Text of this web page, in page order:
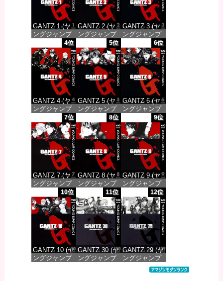
GANTZ 1 (ヤ
ングジャンプ
コミックス
DIGITAL)
価格：¥100
GANTZ 2 (ヤ
ングジャンプ
コミックス
DIGITAL)
価格：¥100
GANTZ 3 (ヤ
ングジャンプ
コミックス
DIGITAL)
価格：¥100
4位
GANTZ 4 (ヤ
ングジャンプ
コミックス
DIGITAL)
価格：¥100
5位
GANTZ 5 (ヤ
ングジャンプ
コミックス
DIGITAL)
価格：¥100
6位
GANTZ 6 (ヤ
ングジャンプ
コミックス
DIGITAL)
価格：¥100
7位
GANTZ 7 (ヤ
ングジャンプ
コミックス
DIGITAL)
価格：¥100
8位
GANTZ 8 (ヤ
ングジャンプ
コミックス
DIGITAL)
価格：¥100
9位
GANTZ 9 (ヤ
ングジャンプ
コミックス
DIGITAL)
価格：¥100
10位
GANTZ 10 (ヤ
ングジャンプ
11位
GANTZ 30 (ヤ
ングジャンプ
12位
GANTZ 29 (ヤ
ングジャンプ
コミックス